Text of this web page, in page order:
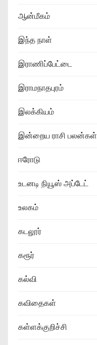
ஆன்மீகம்
இந்த நாள்
இராணிப்பேட்டை
இராமநாதபுரம்
இலக்கியம்
இன்றைய ராசி பலன்கள்
ஈரோடு
உடனடி நியூஸ் அப்டேட்
உலகம்
கடலூர்
கரூர்
கல்வி
கவிதைகள்
கள்ளக்குறிச்சி